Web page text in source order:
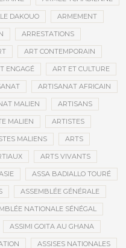
DAKOUO ARMEMENT
ARRESTATIONS
ART CONTEMPORAIN
ENGAGÉ ART ET CULTURE
ARTISANAT AFRICAIN
MALIEN ARTISANS
MALIEN ARTISTES
MALIENS ARTS
ARTS VIVANTS
ASSA BADIALLO TOURÉ
ASSEMBLÉE GÉNÉRALE
NATIONALE SÉNÉGAL
ASSIMI GOITA AU GHANA
ASSISES NATIONALES